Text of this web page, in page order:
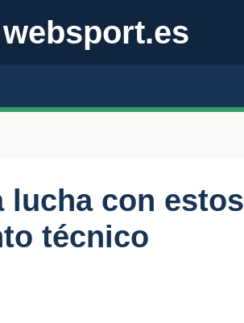
websport.es
lucha con estos
técnico